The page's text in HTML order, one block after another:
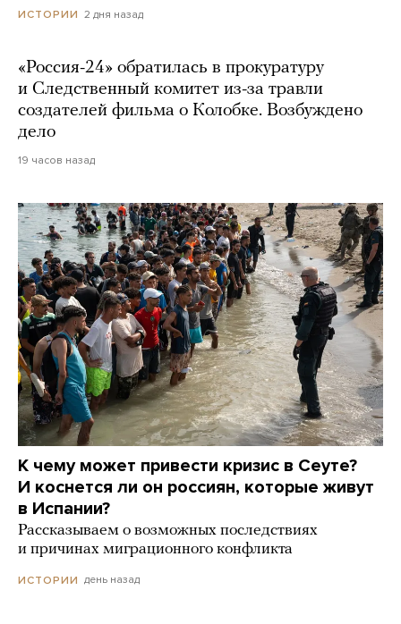
ИСТОРИИ 2 дня назад
«Россия-24» обратилась в прокуратуру
и Следственный комитет из-за травли
создателей фильма о Колобке. Возбуждено
дело
19 часов назад
К чему может привести кризис в Сеуте?
И коснется ли он россиян, которые живут
в Испании?
Рассказываем о возможных последствиях
и причинах миграционного конфликта
ИСТОРИИ день назад